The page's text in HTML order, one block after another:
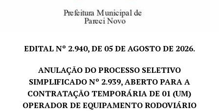
EDITAL Nº 2.940, DE 05 DE AGOSTO DE 2026.
ANULAÇÃO DO PROCESSO SELETIVO
SIMPLIFICADO Nº 2.939, ABERTO PARA A
CONTRATAÇÃO TEMPORÁRIA DE 01 (UM)
OPERADOR DE EQUIPAMENTO RODOVIÁRIO